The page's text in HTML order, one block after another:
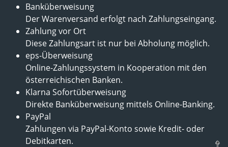
Banküberweisung
Der Warenversand erfolgt nach Zahlungseingang.
Zahlung vor Ort
Diese Zahlungsart ist nur bei Abholung möglich.
eps-Überweisung
Online-Zahlungssystem in Kooperation mit den
österreichischen Banken.
Klarna Sofortüberweisung
Direkte Banküberweisung mittels Online-Banking.
PayPal
Zahlungen via PayPal-Konto sowie Kredit- oder
Debitkarten.